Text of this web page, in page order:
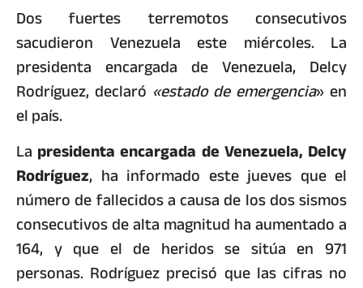
Dos fuertes terremotos consecutivos
sacudieron Venezuela este miércoles. La
presidenta encargada de Venezuela, Delcy
Rodríguez, declaró «estado de emergencia» en
el país.
La presidenta encargada de Venezuela, Delcy
Rodríguez, ha informado este jueves que el
número de fallecidos a causa de los dos sismos
consecutivos de alta magnitud ha aumentado a
164, y que el de heridos se sitúa en 971
personas. Rodríguez precisó que las cifras no